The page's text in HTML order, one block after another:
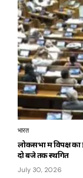
भारत
लोकसभा में विपक्ष
दो बजे तक स्थगित
July 30, 2026